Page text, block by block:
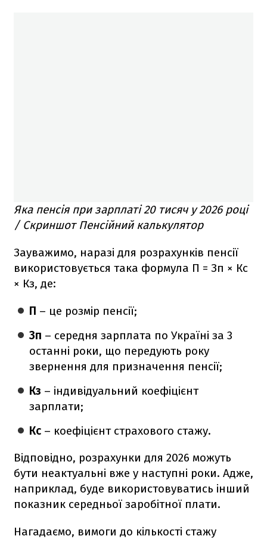
Яка пенсія при зарплаті 20 тисяч у 2026 році
/ Скриншот Пенсійний калькулятор
Зауважимо, наразі для розрахунків пенсії
використовується така формула П = Зп × Кс
× Кз, де:
П – це розмір пенсії;
Зп – середня зарплата по Україні за 3
останні роки, що передують року
звернення для призначення пенсії;
Кз – індивідуальний коефіцієнт
зарплати;
Кс – коефіцієнт страхового стажу.
Відповідно, розрахунки для 2026 можуть
бути неактуальні вже у наступні роки. Адже,
наприклад, буде використовуватись інший
показник середньої заробітної плати.
Нагадаємо, вимоги до кількості стажу